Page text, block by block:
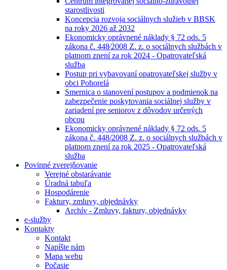
starostlivosti
Koncepcia rozvoja sociálnych služieb v BBSK
na roky 2026 až 2032
Ekonomicky oprávnené náklady § 72 ods. 5
zákona č. 448⁄2008 Z. z. o sociálnych službách v
platnom znení za rok 2024 - Opatrovateľská
služba
Postup pri vybavovaní opatrovateľskej služby v
obci Pohorelá
Smernica o stanovení postupov a podmienok na
zabezpečenie poskytovania sociálnej služby v
zariadení pre seniorov z dôvodov určených
obcou
Ekonomicky oprávnené náklady § 72 ods. 5
zákona č. 448/2008 Z. z. o sociálnych službách v
platnom znení za rok 2025 - Opatrovateľská
služba
Povinné zverejňovanie
Verejné obstarávanie
Úradná tabuľa
Hospodárenie
Faktury, zmluvy, objednávky
Archív - Zmluvy, faktury, objednávky
e-služby
Kontakty
Kontakt
Napíšte nám
Mapa webu
Počasie